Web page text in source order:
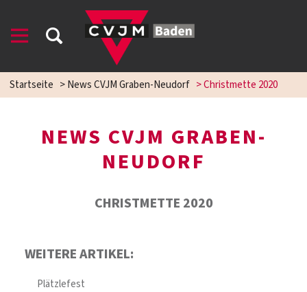
Startseite >News CVJM Graben-Neudorf >Christmette 2020
NEWS CVJM GRABEN-
NEUDORF
CHRISTMETTE 2020
WEITERE ARTIKEL:
Plätzlefest